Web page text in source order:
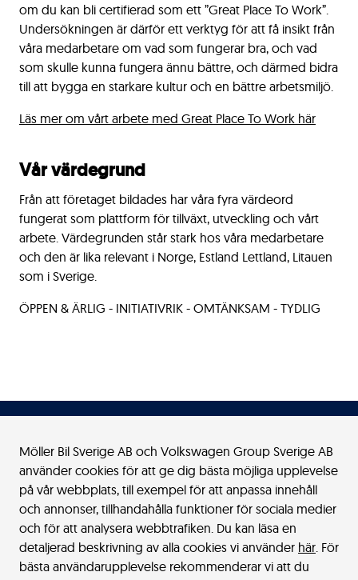
Möller Bil Sverige AB och Volkswagen Group Sverige AB
använder cookies för att ge dig bästa möjliga upplevelse
på vår webbplats, till exempel för att anpassa innehåll
och annonser, tillhandahålla funktioner för sociala medier
och för att analysera webbtrafiken. Du kan läsa en
detaljerad beskrivning av alla cookies vi använder här. För
bästa användarupplevelse rekommenderar vi att du
om du kan bli certifierad som ett ”Great Place To Work”.
Undersökningen är därför ett verktyg för att få insikt från
våra medarbetare om vad som fungerar bra, och vad
som skulle kunna fungera ännu bättre, och därmed bidra
till att bygga en starkare kultur och en bättre arbetsmiljö.
Läs mer om vårt arbete med Great Place To Work här
Vår värdegrund
Från att företaget bildades har våra fyra värdeord
fungerat som plattform för tillväxt, utveckling och vårt
arbete. Värdegrunden står stark hos våra medarbetare
och den är lika relevant i Norge, Estland Lettland, Litauen
som i Sverige.
ÖPPEN & ÄRLIG - INITIATIVRIK - OMTÄNKSAM - TYDLIG
Möller Bil Sverige
Kontakt
Bilar